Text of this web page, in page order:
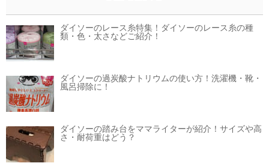
ダイソーのレース糸特集！ダイソーのレース糸の種
類・色・太さなどご紹介！
ダイソーの過炭酸ナトリウムの使い方！洗濯機・靴・
風呂掃除に！
ダイソーの踏み台をママライターが紹介！サイズや高
さ・耐荷重はどう？